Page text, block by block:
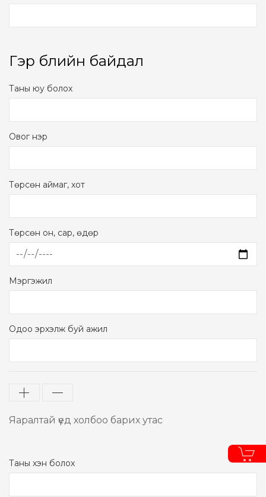
Гэр бүлийн байдал
Таны юу болох
Овог нэр
Төрсөн аймаг, хот
Төрсөн он, сар, өдөр
Mэргэжил
Одоо эрхэлж буй ажил
Яаралтай үед холбоо барих утас
Таны хэн болох